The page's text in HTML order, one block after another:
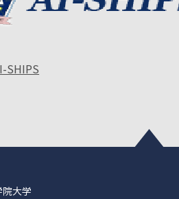
SHIPS
院大学